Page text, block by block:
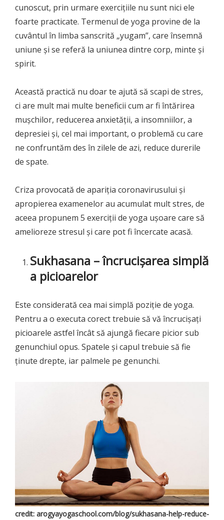
cunoscut, prin urmare exercițiile nu sunt nici ele
foarte practicate. Termenul de yoga provine de la
cuvântul în limba sanscrită „yugam”, care însemnă
uniune și se referă la uniunea dintre corp, minte și
spirit.
Această practică nu doar te ajută să scapi de stres,
ci are mult mai multe beneficii cum ar fi întărirea
mușchilor, reducerea anxietății, a insomniilor, a
depresiei și, cel mai important, o problemă cu care
ne confruntăm des în zilele de azi, reduce durerile
de spate.
Criza provocată de apariția coronavirusului și
apropierea examenelor au acumulat mult stres, de
aceea propunem 5 exerciții de yoga ușoare care să
amelioreze stresul și care pot fi încercate acasă.
Sukhasana – încrucișarea simplă
a picioarelor
Este considerată cea mai simplă poziție de yoga.
Pentru a o executa corect trebuie să vă încrucișați
picioarele astfel încât să ajungă fiecare picior sub
genunchiul opus. Spatele și capul trebuie să fie
ținute drepte, iar palmele pe genunchi.
credit: arogyayogaschool.com/blog/sukhasana-help-reduce-